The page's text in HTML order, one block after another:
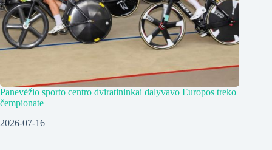
Panevėžio sporto centro dviratininkai dalyvavo Europos treko
čempionate
2026-07-16